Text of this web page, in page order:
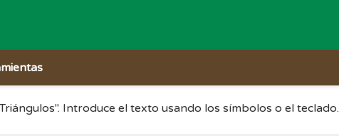
Introduce el texto usando los símbolos o el teclado.